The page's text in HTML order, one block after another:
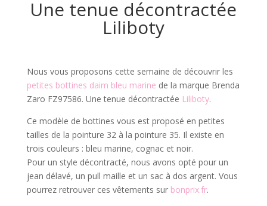
Une tenue décontractée
Liliboty
Nous vous proposons cette semaine de découvrir les
petites bottines daim bleu marine de la marque Brenda
Zaro FZ97586. Une tenue décontractée Liliboty.
Ce modèle de bottines vous est proposé en petites
tailles de la pointure 32 à la pointure 35. Il existe en
trois couleurs : bleu marine, cognac et noir.
Pour un style décontracté, nous avons opté pour un
jean délavé, un pull maille et un sac à dos argent. Vous
pourrez retrouver ces vêtements surbonprix.fr.